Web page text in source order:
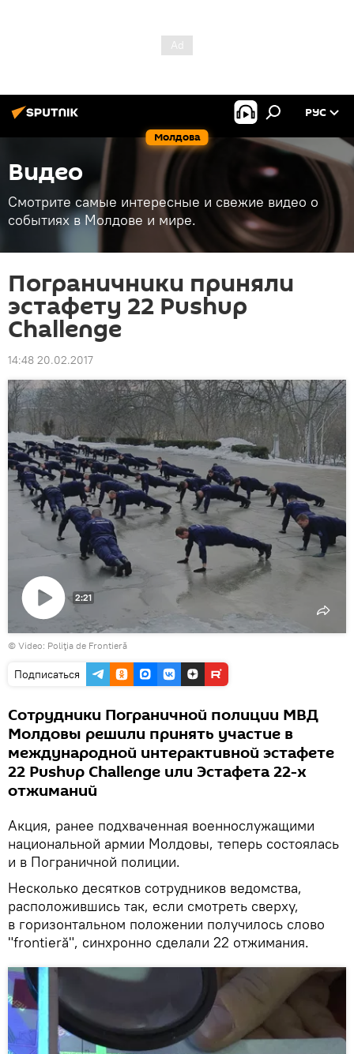
Молдова
РУС
Видео
Смотрите самые интересные и свежие видео о
событиях в Молдове и мире.
Пограничники приняли
эстафету 22 Pushup
Challenge
14:48 20.02.2017
Воспроизвести
видео
2:21
© Video: Poliţia de Frontieră
Подписаться
Сотрудники Пограничной полиции МВД
Молдовы решили принять участие в
международной интерактивной эстафете
22 Pushup Challenge или Эстафета 22-х
отжиманий
Акция, ранее подхваченная военнослужащими
национальной армии Молдовы, теперь состоялась
и в Пограничной полиции.
Несколько десятков сотрудников ведомства,
расположившись так, если смотреть сверху,
в горизонтальном положении получилось слово
"frontieră", синхронно сделали 22 отжимания.